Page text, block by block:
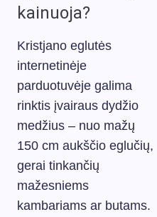
kainuoja?
Kristjano eglutės
internetinėje
parduotuvėje galima
rinktis įvairaus dydžio
medžius – nuo mažų
150 cm aukščio eglučių,
gerai tinkančių
mažesniems
kambariams ar butams.